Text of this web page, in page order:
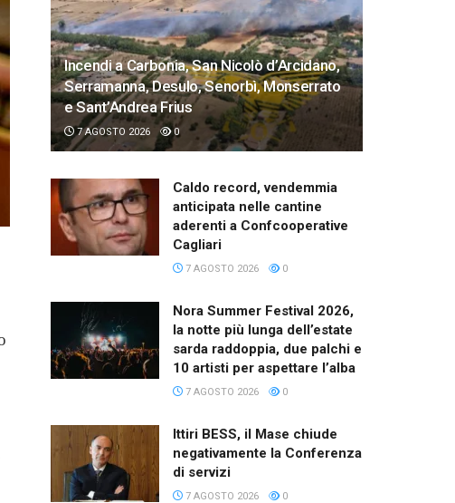
Incendi a Carbonia, San Nicolò d’Arcidano,
Serramanna, Desulo, Senorbì, Monserrato
e Sant’Andrea Frius
7 AGOSTO 2026 0
Caldo record, vendemmia
anticipata nelle cantine
aderenti a Confcooperative
Cagliari
7 AGOSTO 2026 0
Nora Summer Festival 2026,
la notte più lunga dell’estate
sarda raddoppia, due palchi e
10 artisti per aspettare l’alba
7 AGOSTO 2026 0
Ittiri BESS, il Mase chiude
negativamente la Conferenza
di servizi
7 AGOSTO 2026 0